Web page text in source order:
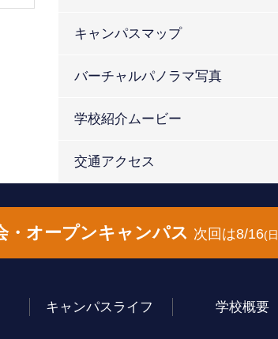
キャンパスマップ
バーチャルパノラマ写真
学校紹介ムービー
交通アクセス
・オープンキャンパス 次回は8/16 日
キャンパスライフ 学校概要